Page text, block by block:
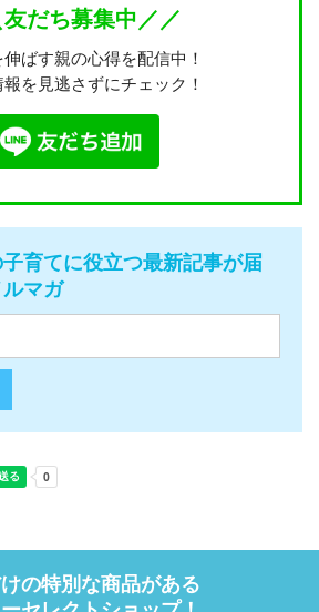
友だち募集中／／
ばす親の心得を配信中！
を見逃さずにチェック！
育てに役立つ最新記事が届
マガ
の特別な商品がある